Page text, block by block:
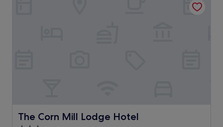
The Corn Mill Lodge Hotel
The Corn Mill Lodge Hotel